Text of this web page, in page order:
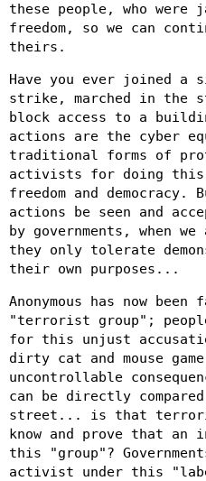
these people, who
freedom, so we can
theirs.
Have you ever joined
strike, marched in the
block access to a
actions are the cyber
traditional forms of
activists for doing this
freedom and democracy.
actions be seen and
by governments, when
they only tolerate
their own purposes...
Anonymous has now
"terrorist group";
for this unjust
dirty cat and mouse
uncontrollable
can be directly
street... is that
know and prove that an
this "group"?
activist under this